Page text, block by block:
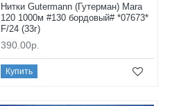
Нитки Gutermann (Гутерман) Mara
120 1000м #130 бордовый# *07673*
F/24 (33г)
390.00р.
Купить